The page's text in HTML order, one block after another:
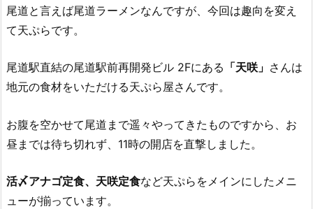
尾道と言えば尾道ラーメンなんですが、今回は趣向を変え
て天ぷらです。
尾道駅直結の尾道駅前再開発ビル 2Fにある 「天咲」 さんは
地元の食材をいただける天ぷら屋さんです。
お腹を空かせて尾道まで遥々やってきたものですから、お
昼までは待ち切れず、11時の開店を直撃しました。
活〆アナゴ定食、天咲定食など天ぷらをメインにしたメニ
ューが揃っています。